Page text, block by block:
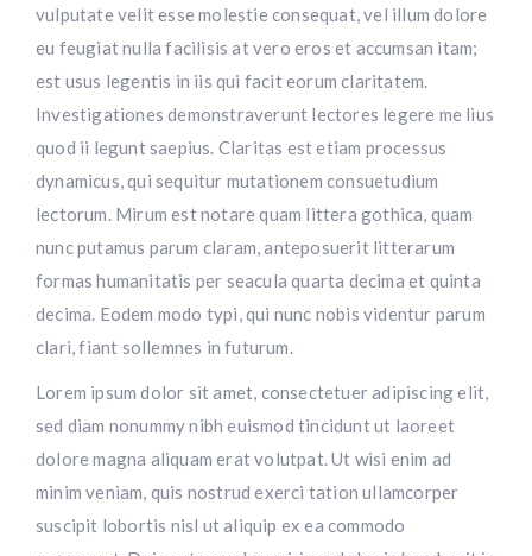
vulputate velit esse molestie consequat, vel illum dolore
eu feugiat nulla facilisis at vero eros et accumsan itam;
est usus legentis in iis qui facit eorum claritatem.
Investigationes demonstraverunt lectores legere me lius
quod ii legunt saepius. Claritas est etiam processus
dynamicus, qui sequitur mutationem consuetudium
lectorum. Mirum est notare quam littera gothica, quam
nunc putamus parum claram, anteposuerit litterarum
formas humanitatis per seacula quarta decima et quinta
decima. Eodem modo typi, qui nunc nobis videntur parum
clari, fiant sollemnes in futurum.
Lorem ipsum dolor sit amet, consectetuer adipiscing elit,
sed diam nonummy nibh euismod tincidunt ut laoreet
dolore magna aliquam erat volutpat. Ut wisi enim ad
minim veniam, quis nostrud exerci tation ullamcorper
suscipit lobortis nisl ut aliquip ex ea commodo